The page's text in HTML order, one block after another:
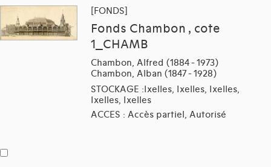
[FONDS]
Fonds Chambon , cote
1_CHAMB
Chambon, Alfred (1884 - 1973)
Chambon, Alban (1847 - 1928)
STOCKAGE :Ixelles, Ixelles, Ixelles,
Ixelles, Ixelles
ACCES : Accès partiel, Autorisé